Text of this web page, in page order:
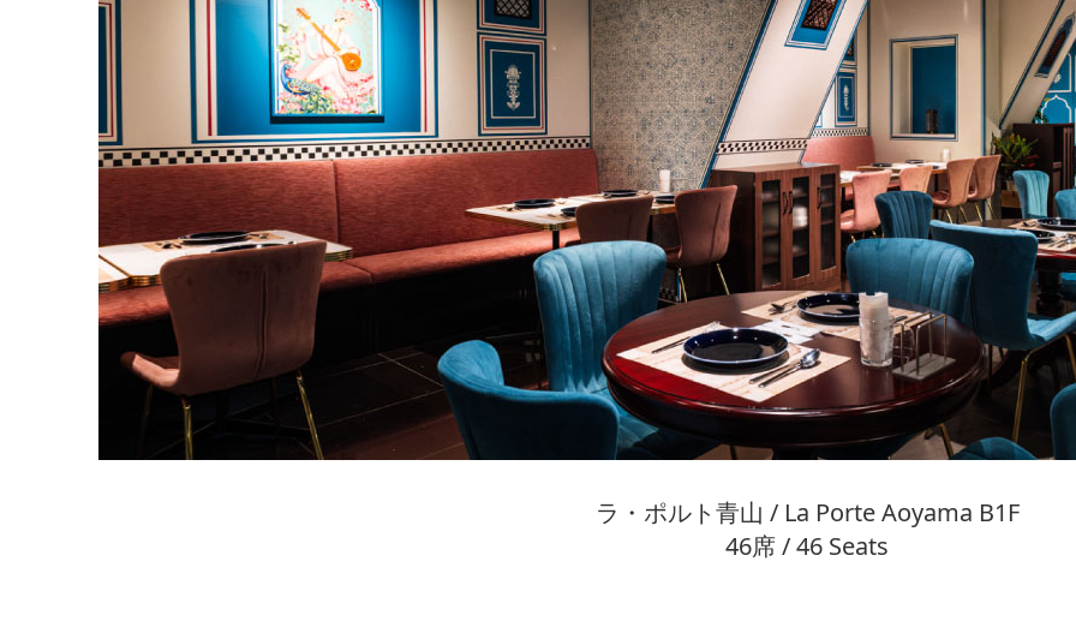
ラ・ポルト青山 / La Porte Aoyama B1F
46席 / 46 Seats